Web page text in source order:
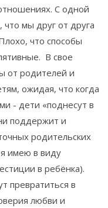
С одной
мы друг от друга
что способы
В свое
от родителей и
ожидая, что когда
- дети «поднесут в
поддержит и
родительских
имею в виду
в ребёнка).
превратиться в
любви и